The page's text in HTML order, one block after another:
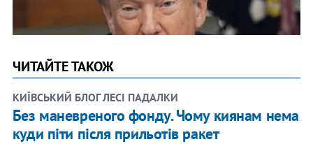
ЧИТАЙТЕ ТАКОЖ
КИЇВСЬКИЙ БЛОГ ЛЕСІ ПАДАЛКИ
Без маневреного фонду. Чому киянам нема
куди піти після прильотів ракет